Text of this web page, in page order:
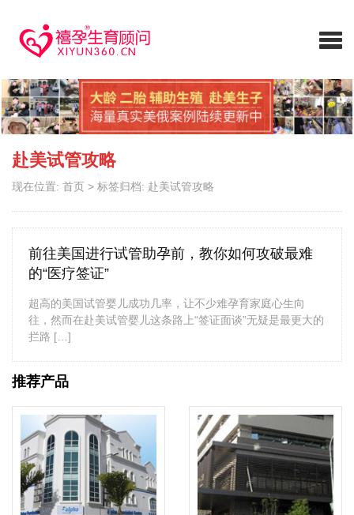
赴美试管攻略
现在位置: 首页 > 标签归档: 赴美试管攻略
前往美国进行试管助孕前，教你如何攻破最难
的“医疗签证”
超高的美国试管婴儿成功几率，让不少难孕育家庭心生向
往，然而在赴美试管婴儿这条路上“签证面谈”无疑是最更大的
拦路 […]
推荐产品